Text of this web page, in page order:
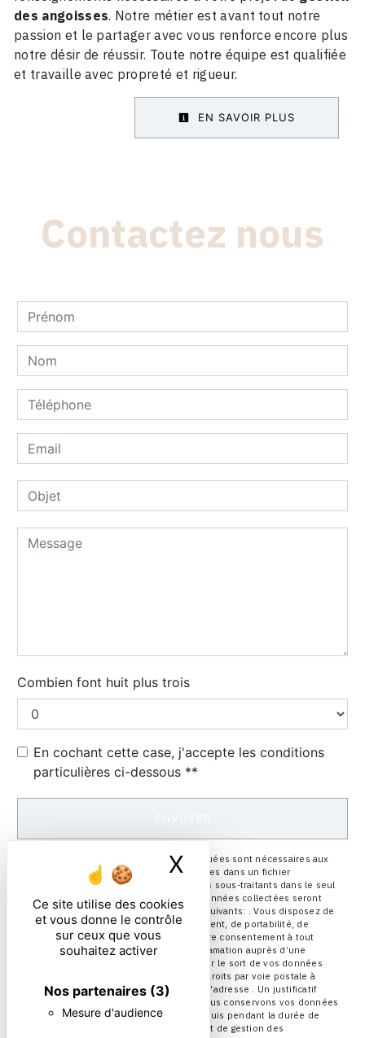
Ce site utilise des cookies
et vous donne le contrôle
sur ceux que vous
souhaitez activer
Nos partenaires (3)
Mesure d'audience
X Masquer le
des angoisses. Notre métier est avant tout notre
passion et le partager avec vous renforce encore plus
notre désir de réussir. Toute notre équipe est qualifiée
et travaille avec propreté et rigueur.
EN SAVOIR PLUS
Contactez nous
Combien font huit plus trois
En cochant cette case, j'accepte les conditions
particulières ci-dessous **
** Les données personnelles communiquées sont nécessaires aux
fins de vous contacter et sont enregistrées dans un fichier
informatisé. Elles sont destinées à et ses sous-traitants dans le seul
but de répondre à votre message. Les données collectées seront
communiquées aux seuls destinataires suivants: . Vous disposez de
droits d’accès, de rectification, d’effacement, de portabilité, de
limitation, d’opposition, de retrait de votre consentement à tout
moment et du droit d’introduire une réclamation auprès d’une
autorité de contrôle, ainsi que d’organiser le sort de vos données
post-mortem. Vous pouvez exercer ces droits par voie postale à
l'adresse ou par courrier électronique à l'adresse . Un justificatif
d'identité pourra vous être demandé. Nous conservons vos données
pendant la période de prise de contact puis pendant la durée de
prescription légale aux fins probatoires et de gestion des